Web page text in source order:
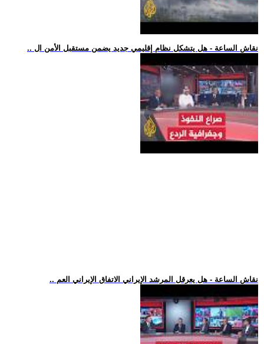
.. نقاش الساعة - هل يتشكل نظام إقليمي جديد يضمن مستقبل الأمن ال
.. نقاش الساعة - هل يعرقل المرشد الإيراني الاتفاق الإيراني العم